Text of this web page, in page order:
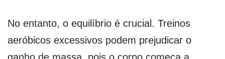
No entanto, o equilíbrio é crucial. Treinos
aeróbicos excessivos podem prejudicar o